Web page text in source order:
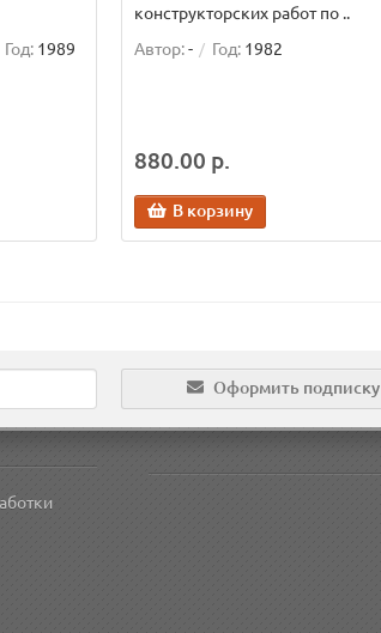
Год: 1989
конструкторских работ по ..
Автор:- Год: 1982
880.00 р.
В корзину
Оформить подписку